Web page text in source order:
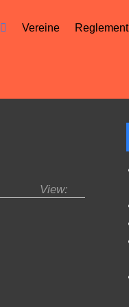
Vereine Reglement
View: